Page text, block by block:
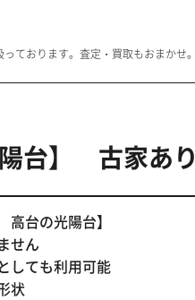
ております。査定・買取もおまかせ。
台】 古家あり
高台の光陽台】
せん
しても利用可能
状